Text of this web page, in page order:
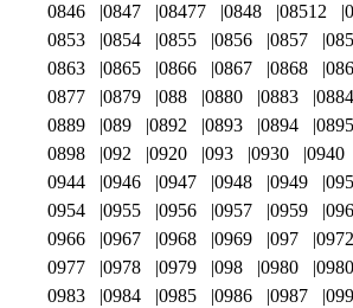
0846
0847 08477 0848 08512
0853
0854 0855 0856 0857
0863
0865 0866 0867 0868
0877
0879 088 0880 0883 0884
0889
089 0892 0893 0894 0895
0898
092 0920 093 0930 0940
0944
0946 0947 0948 0949 095
0954
0955 0956 0957 0959 096
0966
0967 0968 0969 097 0972
0977
0978 0979 098 0980
0983
0984 0985 0986 0987 099